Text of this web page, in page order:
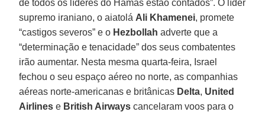
de todos os líderes do Hamas estão contados”. O líder
supremo iraniano, o aiatolá Ali Khamenei, promete
“castigos severos” e o Hezbollah adverte que a
“determinação e tenacidade” dos seus combatentes
irão aumentar. Nesta mesma quarta-feira, Israel
fechou o seu espaço aéreo no norte, as companhias
aéreas norte-americanas e britânicas Delta, United
Airlines e British Airways cancelaram voos para o